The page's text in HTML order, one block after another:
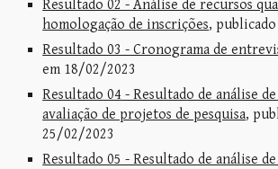
Resultado 02 - Análise de recursos
homologação de inscrições,
Resultado 03 - Cronograma de
em 18/02/2023
Resultado 04 - Resultado de análise
avaliação de projetos de pesquisa,
25/02/2023
Resultado 05 - Resultado de análise